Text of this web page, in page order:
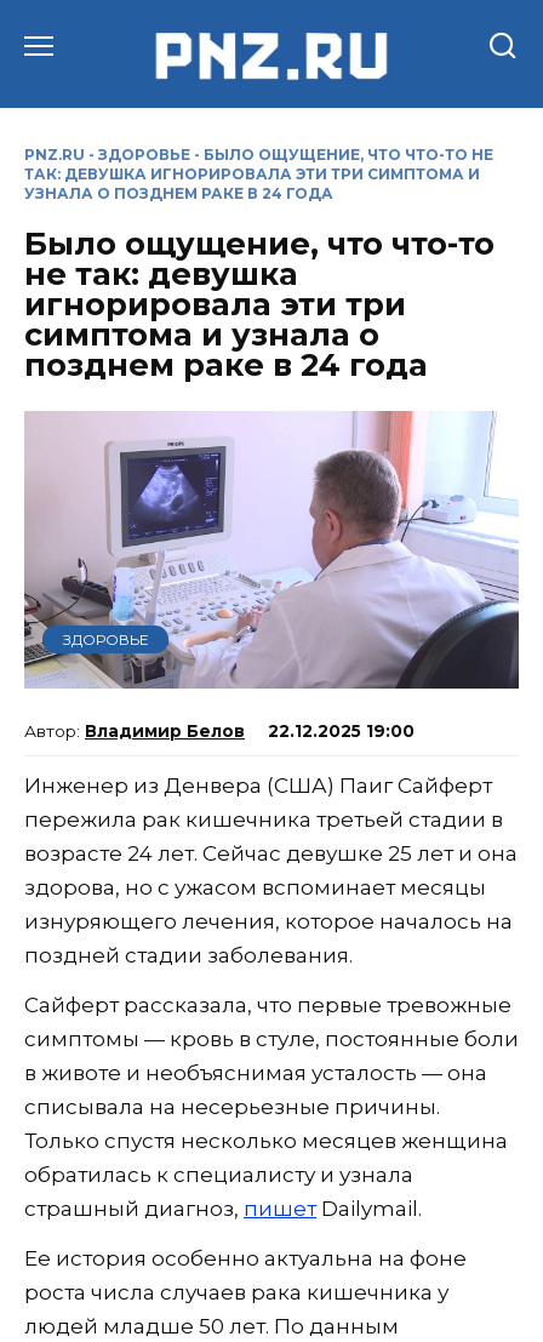
PNZ.RU - ЗДОРОВЬЕ - БЫЛО ОЩУЩЕНИЕ, ЧТО ЧТО-ТО НЕ
ТАК: ДЕВУШКА ИГНОРИРОВАЛА ЭТИ ТРИ СИМПТОМА И
УЗНАЛА О ПОЗДНЕМ РАКЕ В 24 ГОДА
Было ощущение, что что-то
не так: девушка
игнорировала эти три
симптома и узнала о
позднем раке в 24 года
ЗДОРОВЬЕ
Владимир Белов 22.12.2025 19:00
Инженер из Денвера (США) Паиг Сайферт
пережила рак кишечника третьей стадии в
возрасте 24 лет. Сейчас девушке 25 лет и она
здорова, но с ужасом вспоминает месяцы
изнуряющего лечения, которое началось на
поздней стадии заболевания.
Сайферт рассказала, что первые тревожные
симптомы — кровь в стуле, постоянные боли
в животе и необъяснимая усталость — она
списывала на несерьезные причины.
Только спустя несколько месяцев женщина
обратилась к специалисту и узнала
страшный диагноз, пишетDailymail.
Ее история особенно актуальна на фоне
роста числа случаев рака кишечника у
людей младше 50 лет. По данным